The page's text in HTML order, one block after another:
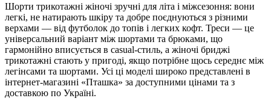
Шорти трикотажні жіночі зручні для літа і міжсезоння: вони
легкі, не натирають шкіру та добре поєднуються з різними
верхами — від футболок до топів і легких кофт. Треси — це
універсальний варіант між шортами та брюками, що
гармонійно вписується в casual-стиль, а жіночі бриджі
трикотажні стають у пригоді, якщо потрібне щось середнє між
легінсами та шортами. Усі ці моделі широко представлені в
інтернет-магазині «Пташка» за доступними цінами та з
доставкою по Україні.